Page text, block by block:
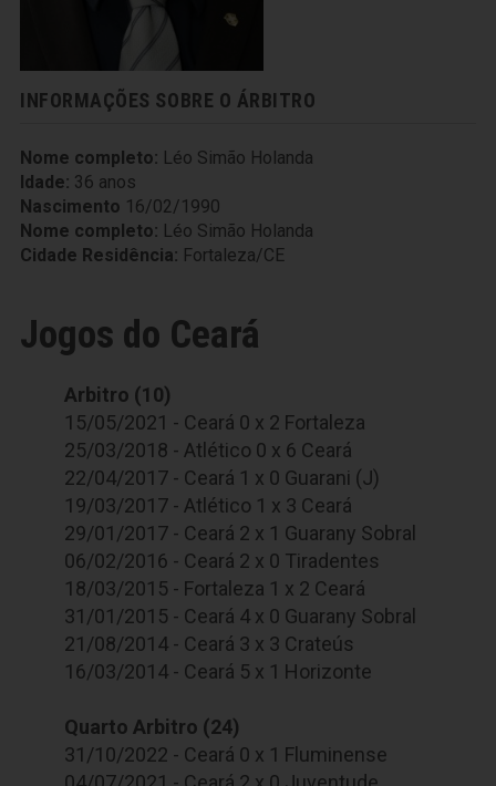
INFORMAÇÕES SOBRE O ÁRBITRO
Nome completo: Léo Simão Holanda
Idade: 36 anos
Nascimento 16/02/1990
Nome completo: Léo Simão Holanda
Cidade Residência: Fortaleza/CE
Jogos do Ceará
Arbitro (10)
15/05/2021 - Ceará 0 x 2 Fortaleza
25/03/2018 - Atlético 0 x 6 Ceará
22/04/2017 - Ceará 1 x 0 Guarani (J)
19/03/2017 - Atlético 1 x 3 Ceará
29/01/2017 - Ceará 2 x 1 Guarany Sobral
06/02/2016 - Ceará 2 x 0 Tiradentes
18/03/2015 - Fortaleza 1 x 2 Ceará
31/01/2015 - Ceará 4 x 0 Guarany Sobral
21/08/2014 - Ceará 3 x 3 Crateús
16/03/2014 - Ceará 5 x 1 Horizonte
Quarto Arbitro (24)
31/10/2022 - Ceará 0 x 1 Fluminense